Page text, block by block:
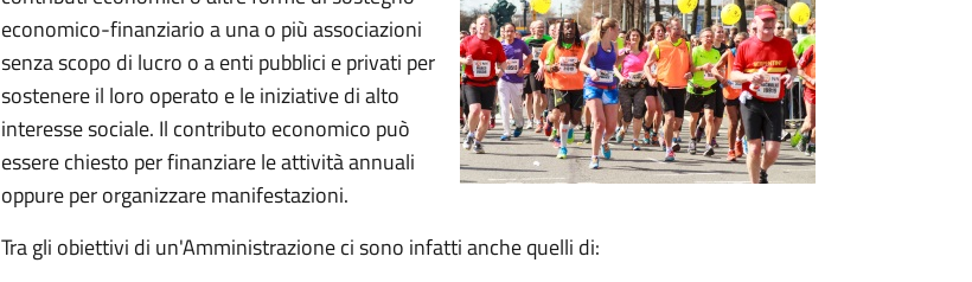
economico-finanziario a una o più associazioni
senza scopo di lucro o a enti pubblici e privati per
sostenere il loro operato e le iniziative di alto
interesse sociale. Il contributo economico può
essere chiesto per finanziare le attività annuali
oppure per organizzare manifestazioni.
Tra gli obiettivi di un'Amministrazione ci sono infatti anche quelli di: